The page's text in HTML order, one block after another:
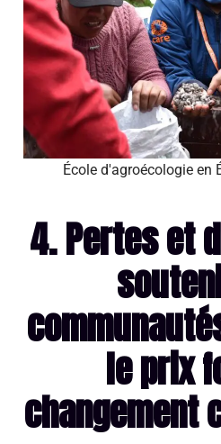
École d'agroécologie en
4. Pertes et
le prix
changement